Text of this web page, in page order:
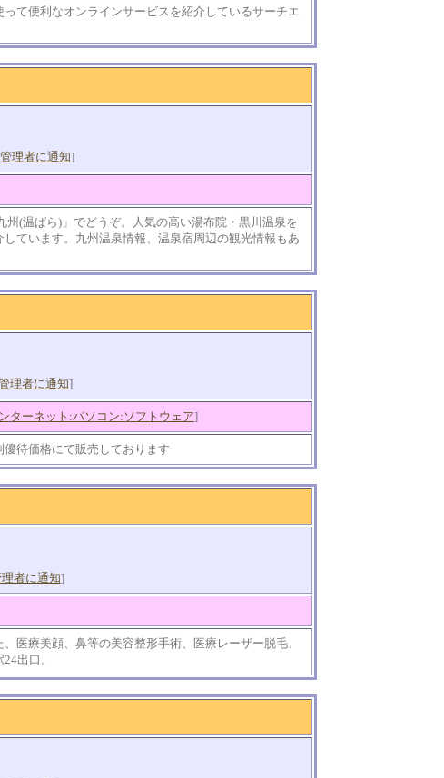
て便利なオンラインサービスを紹介しているサーチエ
管理者に通知]
(温ぱら)」でどうぞ。人気の高い湯布院・黒川温泉を
ています。九州温泉情報、温泉宿周辺の観光情報もあ
理者に通知]
ターネット:パソコン:ソフトウェア]
待価格にて販売しております
者に通知]
医療美顔、鼻等の美容整形手術、医療レーザー脱毛、
出口。